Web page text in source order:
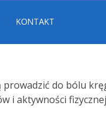
KONTAKT
do bólu
i aktywności